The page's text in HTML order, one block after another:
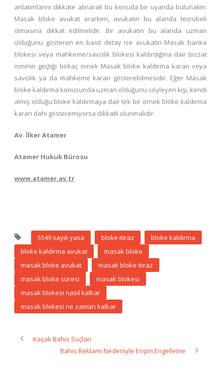
anlatımlarını dikkate alınarak bu konuda bir uyarıda bulunalım:
Masak bloke avukat ararken, avukatın bu alanda tecrübeli
olmasına dikkat edilmelidir. Bir avukatın bu alanda uzman
olduğunu gösteren en basit detay ise avukatın Masak banka
blokesi veya mahkeme/savcılık blokesi kaldırdığına dair bizzat
isminin geçtiği birkaç örnek Masak bloke kaldırma kararı veya
savcılık ya da mahkeme kararı gösterebilmesidir. Eğer Masak
bloke kaldırma konusunda uzman olduğunu söyleyen kişi, kendi
almış olduğu bloke kaldırmaya dair tek bir örnek bloke kaldırma
kararı dahi gösteremiyorsa dikkatli olunmalıdır.
Av. İlker Atamer
Atamer Hukuk Bürosu
www.atamer.av.tr
5549 sayılı yasa bloke itiraz
bloke kaldirma
bloke kaldirma avukat
masak bloke
masak bloke avukat
masak bloke itiraz
masak bloke süresi
masak blokesi
masak blokesi nasıl kalkar
masak blokesi ne zaman kalkar
Kaçak Bahis Suçları
Bahis Reklamı Nedeniyle Erişim Engelleme